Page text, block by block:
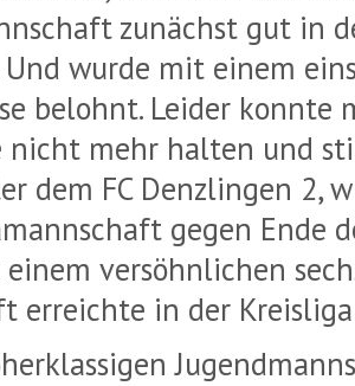
zunächst gut in
wurde mit einem
belohnt. Leider konnte
nicht mehr halten und
dem FC Denzlingen 2,
gegen Ende
versöhnlichen
erreichte in der